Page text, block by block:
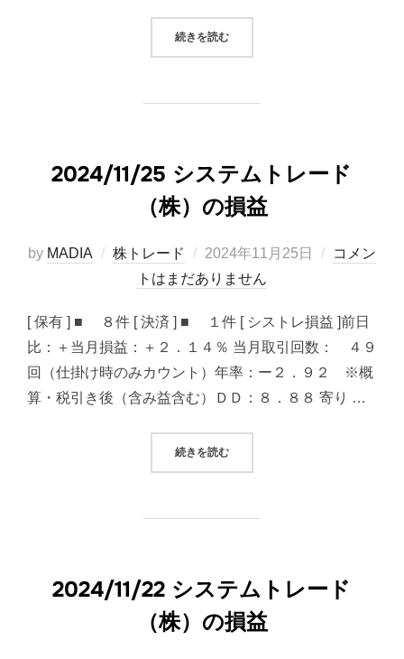
続きを読む“夏と冬での温度を感じやすいのは
2024/11/25 システムトレード
（株）の損益
by MADIA 株トレード
投
稿
2024年11月25日
コメン
トはまだありません
[ 保有 ] ■ ８件 [ 決済 ] ■ １件 [ シストレ損益 ]前日
比：＋当月損益：＋２．１４％ 当月取引回数： ４９
回（仕掛け時のみカウント）年率：ー２．９２ ※概
算・税引き後（含み益含む）ＤＤ：８．８８ 寄り …
続きを読む“2024/11/25 システムトレード（
2024/11/22 システムトレード
（株）の損益